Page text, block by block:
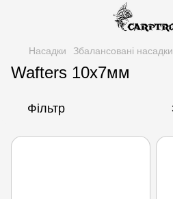
Насадки Збалансовані
Wafters 10x7мм
Фільтр